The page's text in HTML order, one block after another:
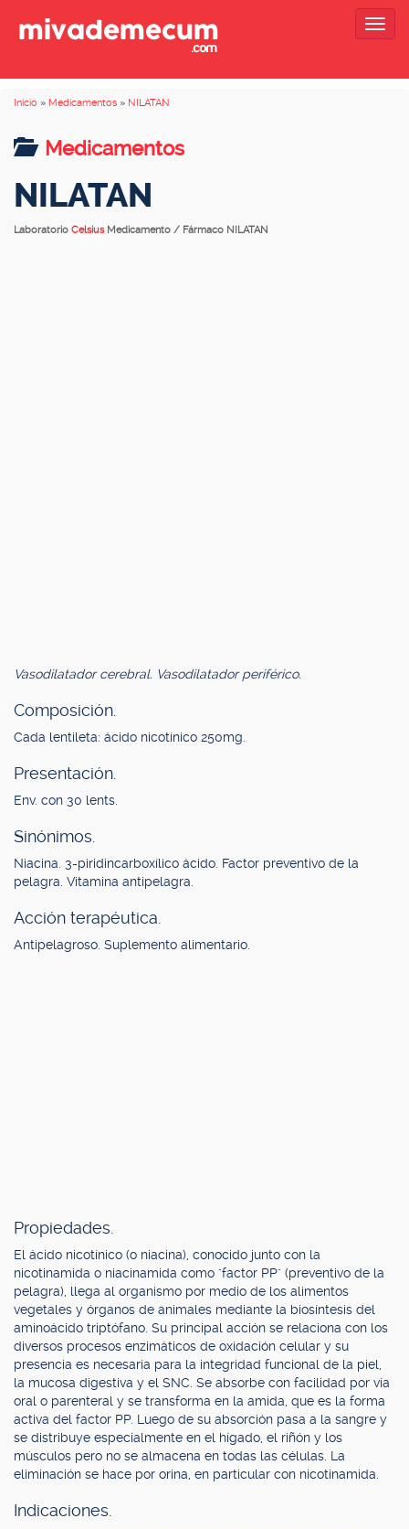
Inicio » Medicamentos » NILATAN
Medicamentos
NILATAN
Laboratorio Celsius Medicamento / Fármaco NILATAN
Vasodilatador cerebral. Vasodilatador periférico.
Composición.
Cada lentileta: ácido nicotínico 250mg.
Presentación.
Env. con 30 lents.
Sinónimos.
Niacina. 3-piridincarboxílico ácido. Factor preventivo de la
pelagra. Vitamina antipelagra.
Acción terapéutica.
Antipelagroso. Suplemento alimentario.
Propiedades.
El ácido nicotínico (o niacina), conocido junto con la
nicotinamida o niacinamida como "factor PP" (preventivo de la
pelagra), llega al organismo por medio de los alimentos
vegetales y órganos de animales mediante la biosíntesis del
aminoácido triptófano. Su principal acción se relaciona con los
diversos procesos enzimáticos de oxidación celular y su
presencia es necesaria para la integridad funcional de la piel,
la mucosa digestiva y el SNC. Se absorbe con facilidad por vía
oral o parenteral y se transforma en la amida, que es la forma
activa del factor PP. Luego de su absorción pasa a la sangre y
se distribuye especialmente en el hígado, el riñón y los
músculos pero no se almacena en todas las células. La
eliminación se hace por orina, en particular con nicotinamida.
Indicaciones.